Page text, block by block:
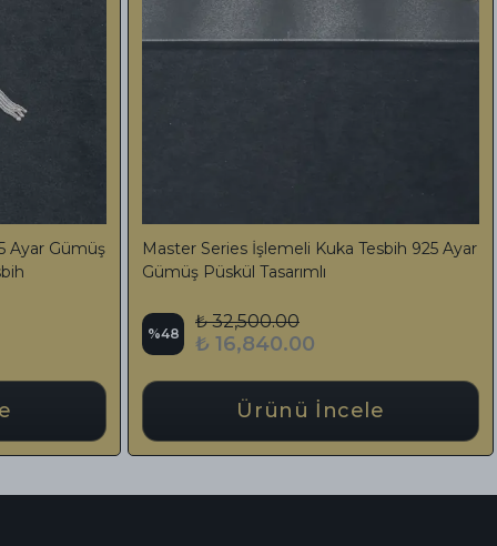
Tesbih 925
Bilekboy Renk Süzmesi Çekim Harikası
Sıkma Kehribar Tesbih Özel Tasarım Püskül
%50
₺ 7,500.00
₺ 3,750.00
Ürünü İncele